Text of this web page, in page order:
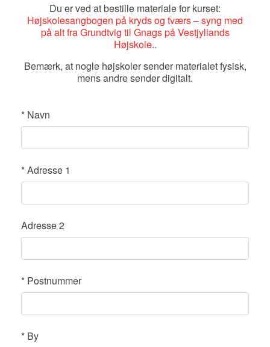
Du er ved at bestille materiale for kurset:
Højskolesangbogen på kryds og tværs – syng med
på alt fra Grundtvig til Gnags på Vestjyllands
Højskole..
Bemærk, at nogle højskoler sender materialet fysisk,
mens andre sender digitalt.
* Navn
*Adresse 1
Adresse 2
* Postnummer
* By